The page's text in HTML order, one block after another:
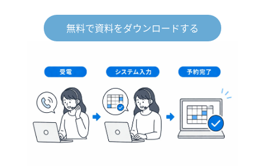
無料で資料をダウンロードする